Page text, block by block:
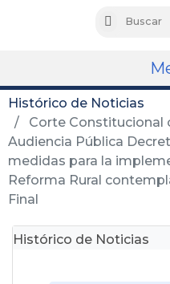
Buscar
Histórico de Noticias
Corte Constitucional
Audiencia Pública
medidas para la
Reforma Rural
Final
Histórico de Noticias